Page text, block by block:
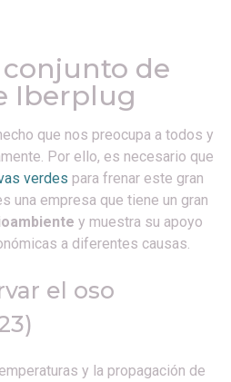
de
Iberplug
que nos preocupa a todos y
Por ello, es necesario que
verdes para frenar este gran
una empresa que tiene un gran
y muestra su apoyo
a diferentes causas.
el oso
y la propagación de